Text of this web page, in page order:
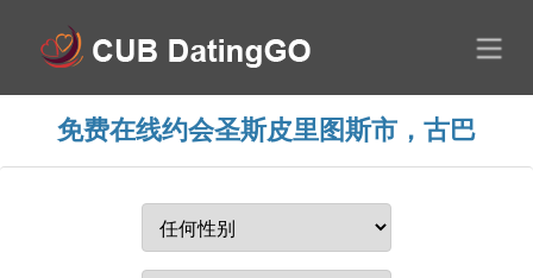
免费在线约会圣斯皮里图斯市，古巴